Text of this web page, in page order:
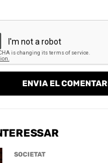
SOCIETAT